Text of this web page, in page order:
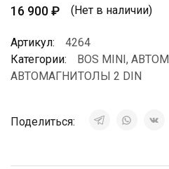
16 900₽ (Нет в наличии)
Артикул:
4264
Категории:
BOS MINI,
АВТОМАГНИТОЛЫ 2 DIN
Поделиться: